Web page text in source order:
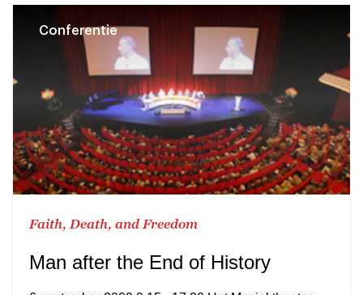
Conferentie
Faith, Death, and Freedom
Man after the End of History